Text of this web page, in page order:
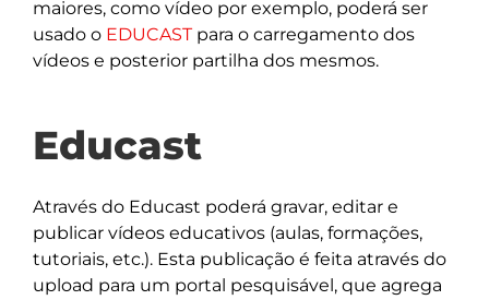
maiores, como vídeo por exemplo, poderá ser
usado o EDUCASTpara o carregamento dos
vídeos e posterior partilha dos mesmos.
Educast
Através do Educast poderá gravar, editar e
publicar vídeos educativos (aulas, formações,
tutoriais, etc.). Esta publicação é feita através do
upload para um portal pesquisável, que agrega